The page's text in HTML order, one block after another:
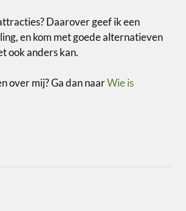
Daarover geef ik een
en kom met goede alternatieven
ook anders kan.
over mij? Ga dan naarWie is